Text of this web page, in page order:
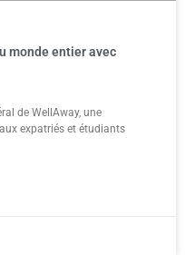
monde entier avec
de WellAway, une
expatriés et étudiants